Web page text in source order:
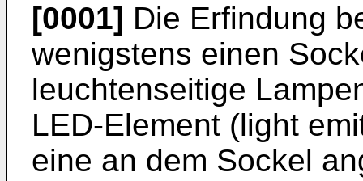
[0001] Die Erfindung
wenigstens einen
leuchtenseitige
LED-Element (light
eine an dem Sockel